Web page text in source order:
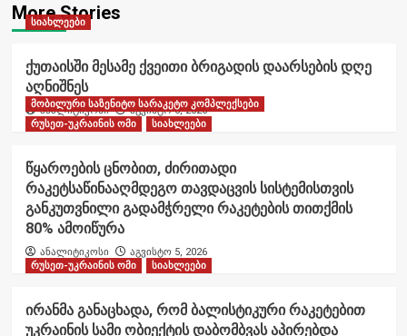
More Stories
სიახლეები
ქუთაისში მესამე ქვეითი ბრიგადის დაარსების დღე
აღნიშნეს
ანალიტიკოსი აგვისტო 6, 2026
მობილური საზენიტო სარაკეტო კომპლექსები
რუსეთ-უკრაინის ომი
სიახლეები
წყაროების ცნობით, ძირითადი
რაკეტსაწინააღმდეგო თავდაცვის სისტემისთვის
განკუთვნილი გადამჭრელი რაკეტების თითქმის
80% ამოიწურა
ანალიტიკოსი
აგვისტო 5, 2026
რუსეთ-უკრაინის ომი
სიახლეები
ირანმა განაცხადა, რომ ბალისტიკური რაკეტებით
უკრაინის სამი ობიექტის დაბომბვას აპირებდა